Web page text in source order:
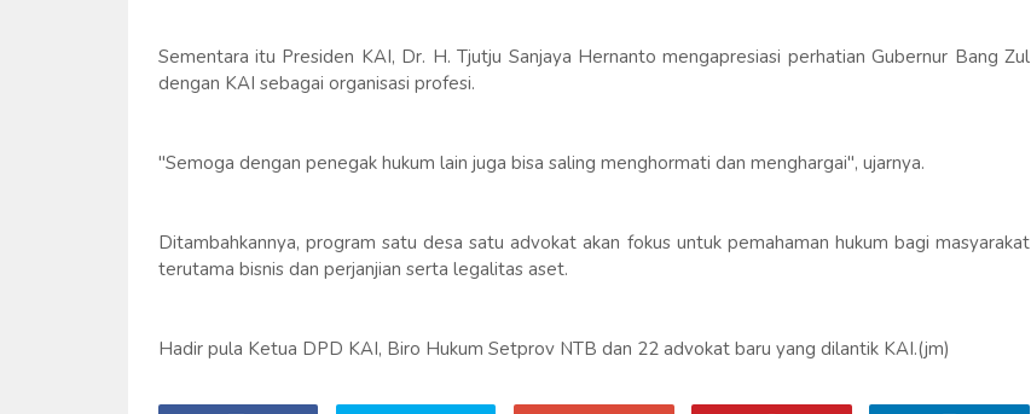
Sementara itu Presiden KAI, Dr. H. Tjutju Sanjaya Hernanto mengapresiasi perhatian Gubernur Bang Zul
dengan KAI sebagai organisasi profesi.
"Semoga dengan penegak hukum lain juga bisa saling menghormati dan menghargai", ujarnya.
Ditambahkannya, program satu desa satu advokat akan fokus untuk pemahaman hukum bagi masyarakat
terutama bisnis dan perjanjian serta legalitas aset.
Hadir pula Ketua DPD KAI, Biro Hukum Setprov NTB dan 22 advokat baru yang dilantik KAI.(jm)